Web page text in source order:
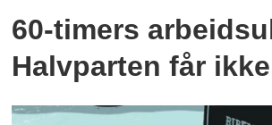
60-timers
Halvparten får